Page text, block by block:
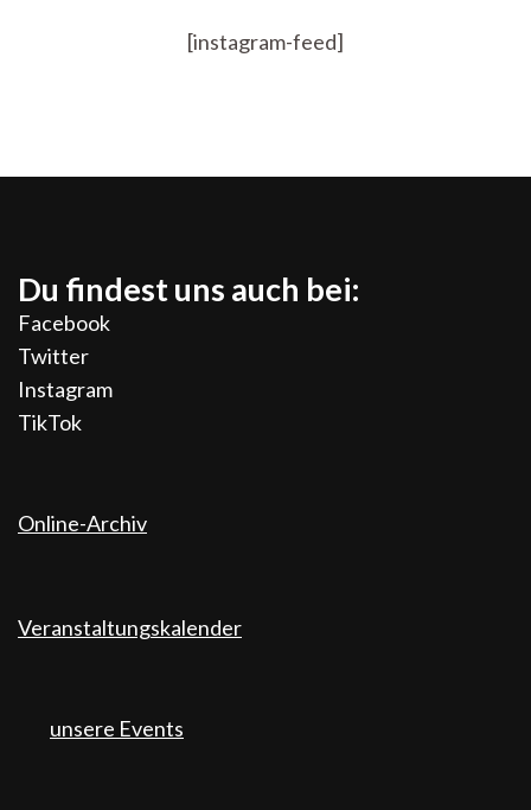
[instagram-feed]
Du findest uns auch bei:
Facebook
Twitter
Instagram
TikTok
Online-Archiv
Veranstaltungskalender
unsere Events